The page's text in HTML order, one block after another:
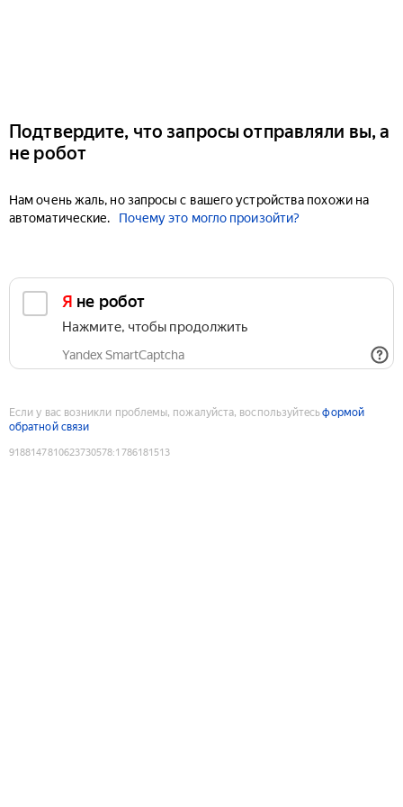
Подтвердите, что запросы отправляли вы, а
не робот
Нам очень жаль, но запросы с вашего устройства похожи на
автоматические.
Почему это могло произойти?
Я не робот
Нажмите, чтобы продолжить
Yandex SmartCaptcha
Если у вас возникли проблемы, пожалуйста, воспользуйтесьформой
обратной связи
9188147810623730578:1786181513